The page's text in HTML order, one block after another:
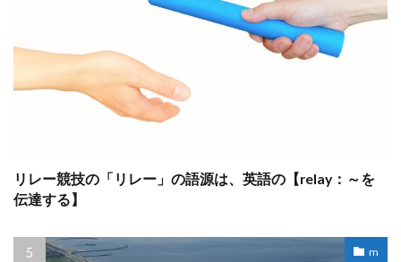
リレー競技の「リレー」の語源は、英語の【relay：～を
伝達する】
m